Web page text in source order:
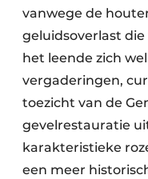
vanwege de
geluidsoverlast
het leende zich
vergaderingen,
toezicht van de
gevelrestauratie
karakteristieke
een meer